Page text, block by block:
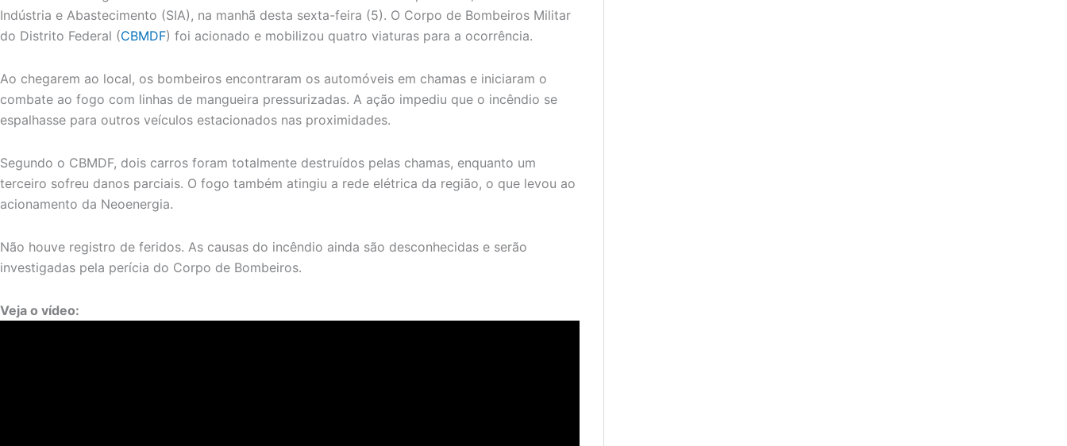
Indústria e Abastecimento (SIA), na manhã desta sexta-feira (5). O Corpo de Bombeiros Militar
do Distrito Federal (CBMDF) foi acionado e mobilizou quatro viaturas para a ocorrência.
Ao chegarem ao local, os bombeiros encontraram os automóveis em chamas e iniciaram o
combate ao fogo com linhas de mangueira pressurizadas. A ação impediu que o incêndio se
espalhasse para outros veículos estacionados nas proximidades.
Segundo o CBMDF, dois carros foram totalmente destruídos pelas chamas, enquanto um
terceiro sofreu danos parciais. O fogo também atingiu a rede elétrica da região, o que levou ao
acionamento da Neoenergia.
Não houve registro de feridos. As causas do incêndio ainda são desconhecidas e serão
investigadas pela perícia do Corpo de Bombeiros.
Veja o vídeo: